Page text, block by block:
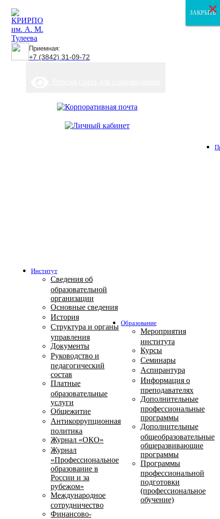
Приемная:
+7 (3842) 31-09-72
Институт
Сведения об
образовательной
организации
Основные сведения
История
Структура и органы
управления
Документы
Руководство и
педагогический
состав
Платные
образовательные
услуги
Общежитие
Антикоррупционная
политика
Журнал «ОКО»
Журнал
«Профессиональное
образование в
России и за
рубежом»
Международное
сотрудничество
Финансово-
Образование
Мероприятия
института
Курсы
Семинары
Аспирантура
Информация о
преподавателях
Дополнительные
профессиональные
программы
Дополнительные
общеобразовательные
общеразвивающие
программы
Программы
профессиональной
подготовки
(профессиональное
обучение)
ЗАКРЫТЬ
ЗАКРЫТЬ
ЗАКРЫТЬ
×
×
×